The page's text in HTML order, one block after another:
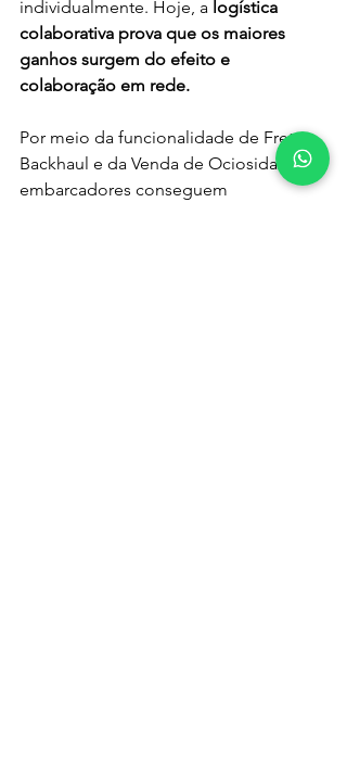
individualmente. Hoje, a logística
colaborativa prova que os maiores
ganhos surgem do efeito e
colaboração em rede.
Por meio da funcionalidade de Frete
Backhaul e da Venda de Ociosidade,
embarcadores conseguem